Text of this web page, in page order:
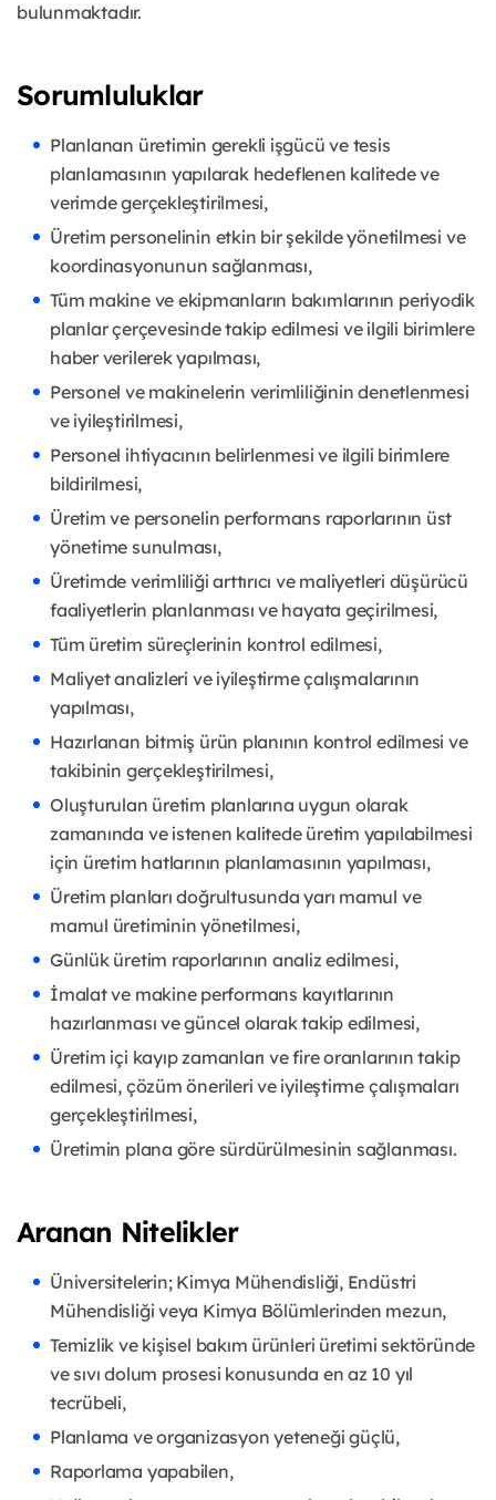
bulunmaktadır.
Sorumluluklar
Planlanan üretimin gerekli işgücü ve tesis
planlamasının yapılarak hedeflenen kalitede ve
verimde gerçekleştirilmesi,
Üretim personelinin etkin bir şekilde yönetilmesi ve
koordinasyonunun sağlanması,
Tüm makine ve ekipmanların bakımlarının periyodik
planlar çerçevesinde takip edilmesi ve ilgili birimlere
haber verilerek yapılması,
Personel ve makinelerin verimliliğinin denetlenmesi
ve iyileştirilmesi,
Personel ihtiyacının belirlenmesi ve ilgili birimlere
bildirilmesi,
Üretim ve personelin performans raporlarının üst
yönetime sunulması,
Üretimde verimliliği arttırıcı ve maliyetleri düşürücü
faaliyetlerin planlanması ve hayata geçirilmesi,
Tüm üretim süreçlerinin kontrol edilmesi,
Maliyet analizleri ve iyileştirme çalışmalarının
yapılması,
Hazırlanan bitmiş ürün planının kontrol edilmesi ve
takibinin gerçekleştirilmesi,
Oluşturulan üretim planlarına uygun olarak
zamanında ve istenen kalitede üretim yapılabilmesi
için üretim hatlarının planlamasının yapılması,
Üretim planları doğrultusunda yarı mamul ve
mamul üretiminin yönetilmesi,
Günlük üretim raporlarının analiz edilmesi,
İmalat ve makine performans kayıtlarının
hazırlanması ve güncel olarak takip edilmesi,
Üretim içi kayıp zamanları ve fire oranlarının takip
edilmesi, çözüm önerileri ve iyileştirme çalışmaları
gerçekleştirilmesi,
Üretimin plana göre sürdürülmesinin sağlanması.
Aranan Nitelikler
Üniversitelerin; Kimya Mühendisliği, Endüstri
Mühendisliği veya Kimya Bölümlerinden mezun,
Temizlik ve kişisel bakım ürünleri üretimi sektöründe
ve sıvı dolum prosesi konusunda en az 10 yıl
tecrübeli,
Planlama ve organizasyon yeteneği güçlü,
Raporlama yapabilen,